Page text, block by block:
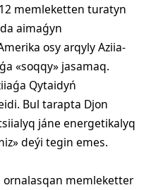
memleketten turatyn
aimaǵyn
osy arqyly Aziia-
«soqqy» jasamaq.
Qytaidyń
Bul tarapta Djon
jáne energetikalyq
deýi tegin emes.
memleketter